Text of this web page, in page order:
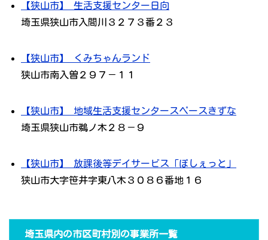
【狭山市】 生活支援センター日向
埼玉県狭山市入間川３２７３番２３
【狭山市】 くみちゃんランド
狭山市南入曽２９７－１１
【狭山市】 地域生活支援センタースペースきずな
埼玉県狭山市鵜ノ木２８－９
【狭山市】 放課後等デイサービス「ぽしぇっと」
狭山市大字笹井字東八木３０８６番地１６
埼玉県内の市区町村別の事業所一覧